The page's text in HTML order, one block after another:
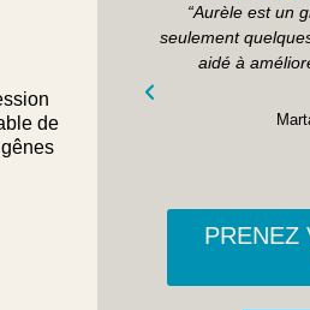
de
sa place !!“
“Aurèle est un
seulement
aidé à
PRENEZ